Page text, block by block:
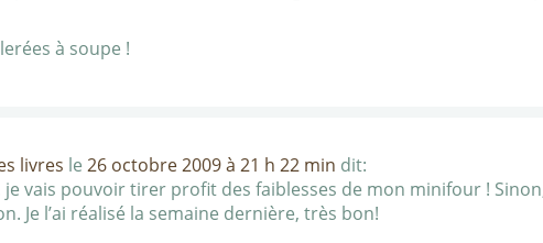
à soupe !
livres le 26 octobre 2009 à 21 h 22 min dit:
je vais pouvoir tirer profit des faiblesses de mon minifour !
Je l’ai réalisé la semaine dernière, très bon!